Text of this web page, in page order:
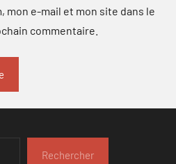
mon e-mail et mon site dans le
commentaire.
Rechercher